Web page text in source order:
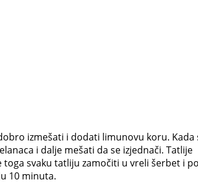
izmešati i dodati limunovu koru.
i dalje mešati da se izjednači. Tatlije
svaku tatliju zamočiti u vreli šerbet i
10 minuta.